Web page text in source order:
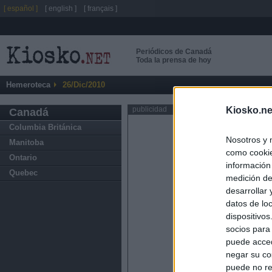
Nosotros y
como
medición
desarrollar
datos de
socios
puede
negar su
puede no
Periódicos de Canadá
Toda la prensa de hoy
Hemeroteca 26/Dic/2010
Canadá
Columbia Británica
Manitoba
Ontario
Quebec
publicidad
[ español ] [ english ] [ français ]